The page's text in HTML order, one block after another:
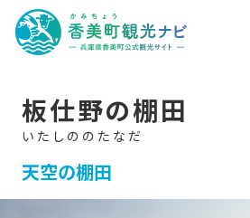
香
美
町
美
町
板仕野の棚田
天空の棚田